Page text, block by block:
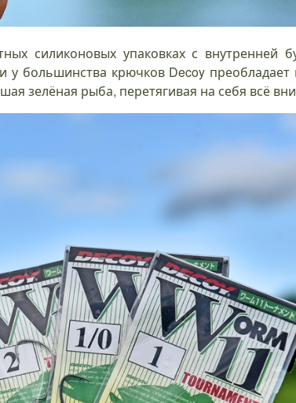
силиконовых упаковках с внутренней
у большинства крючков Decoy преобладает
зелёная рыба, перетягивая на себя всё